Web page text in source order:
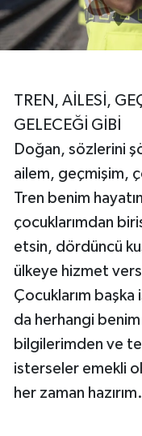
TREN, AİLESİ,
GELECEĞİ GİBİ
Doğan, sözlerini
ailem, geçmişim,
Tren benim
çocuklarımdan
etsin, dördüncü
ülkeye hizmet
Çocuklarım
da herhangi
bilgilerimden ve
isterseler emekli
her zaman